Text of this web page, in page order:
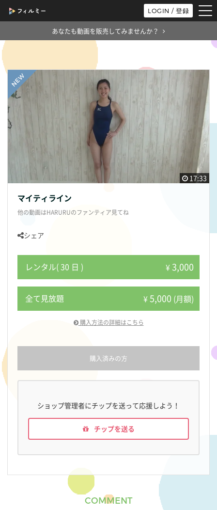
LOGIN / 登録
あなたも動画を販売してみませんか？
17:33
マイティライン
他の動画はHARURUのファンティア見てね
シェア
レンタル( 30 日 ) ¥3,000
全て見放題 ¥5,000 (月額)
購入方法の詳細はこちら
購入済みの方
ショップ管理者にチップを送って応援しよう！
チップを送る
COMMENT